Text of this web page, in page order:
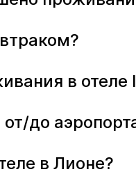
в отеле
до
в Лионе?